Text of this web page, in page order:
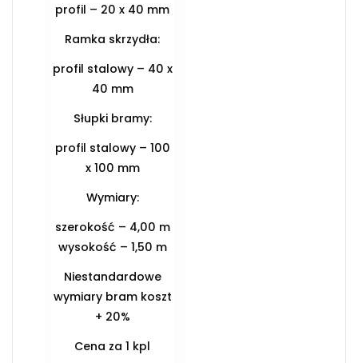
profil – 20 x 40 mm
Ramka skrzydła:
profil stalowy – 40 x
40 mm
Słupki bramy:
profil stalowy – 100
x 100 mm
Wymiary:
szerokość – 4,00 m
wysokość – 1,50 m
Niestandardowe
wymiary bram koszt
+ 20%
Cena za 1 kpl